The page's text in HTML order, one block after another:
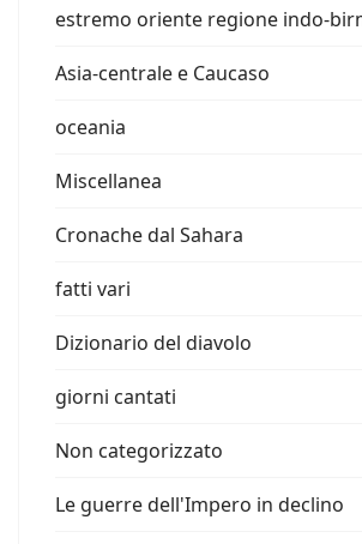
estremo oriente regione indo-
Asia-centrale e Caucaso
oceania
Miscellanea
Cronache dal Sahara
fatti vari
Dizionario del diavolo
giorni cantati
Non categorizzato
Le guerre dell'Impero in declino